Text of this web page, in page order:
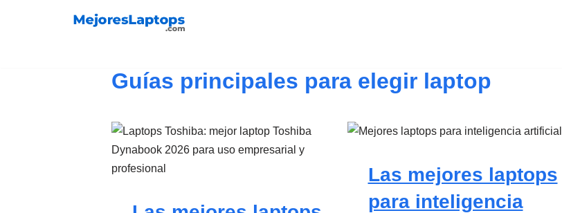
Guías principales para elegir laptop
Las mejores laptops
para inteligencia